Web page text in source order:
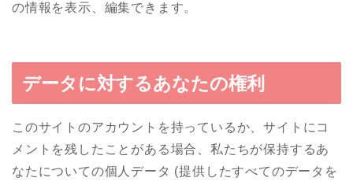
の情報を表示、編集できます。
データに対するあなたの権利
このサイトのアカウントを持っているか、サイトにコ
メントを残したことがある場合、私たちが保持するあ
なたについての個人データ (提供したすべてのデータを